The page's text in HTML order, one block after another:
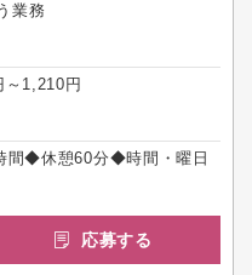
業務
～1,210円
◆休憩60分◆時間・曜日
応募する